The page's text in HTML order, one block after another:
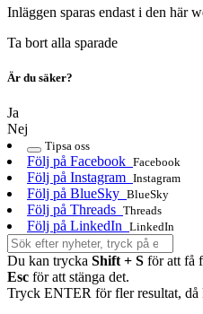
Inläggen sparas endast i den här
Ta bort alla sparade
Är du säker?
Ja
Nej
Tipsa oss
Följ på Facebook Facebook
Följ på Instagram Instagram
Följ på BlueSky BlueSky
Följ på Threads Threads
Följ på LinkedIn LinkedIn
Du kan trycka Shift + S för att få
Esc för att stänga det.
Tryck ENTER för fler resultat,